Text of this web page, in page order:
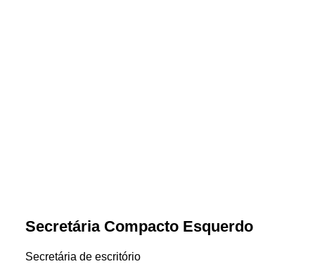
Secretária Compacto Esquerdo
Secretária de escritório